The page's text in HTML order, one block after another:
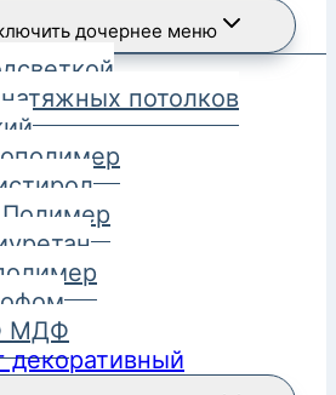
дочернее меню
потолков
Полимер
МДФ
декоративный